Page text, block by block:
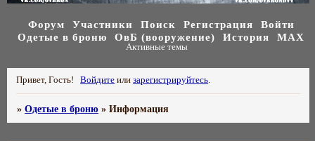
Форум Участники Поиск Регистрация
Войти
Одетые в броню
ОвБ (вооружение) История МАХ
Активные темы
Привет, Гость! Войдите илизарегистрируйтесь.
»Одетые в броню »Информация